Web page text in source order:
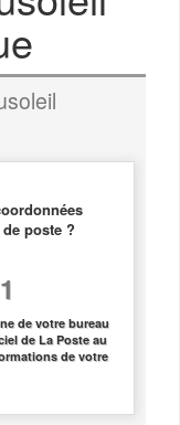
poste ?
de votre bureau
de La Poste au
de votre